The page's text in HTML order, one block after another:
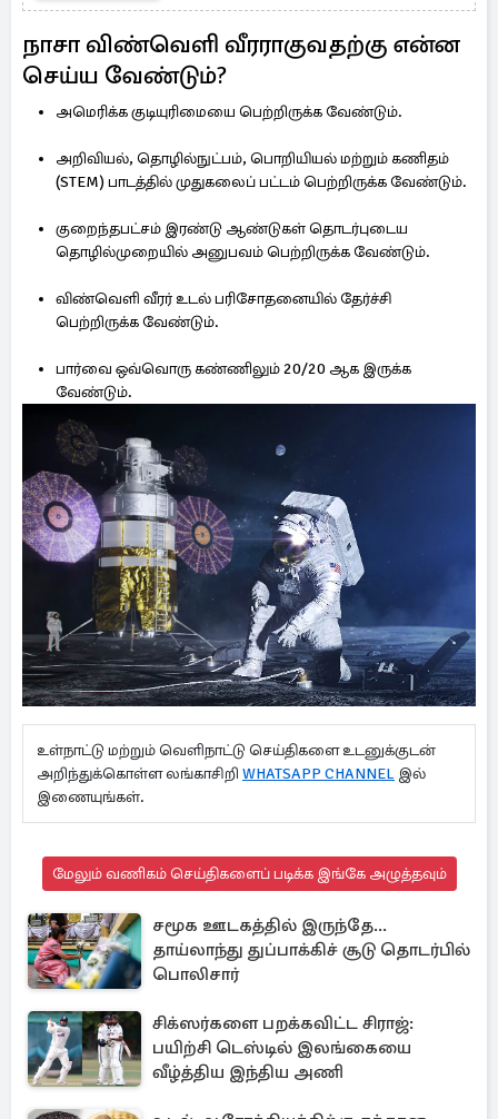
நாசா விண்வெளி வீரராகுவதற்கு என்ன
செய்ய வேண்டும்?
அமெரிக்க குடியுரிமையை பெற்றிருக்க வேண்டும்.
அறிவியல், தொழில்நுட்பம், பொறியியல் மற்றும் கணிதம்
(STEM) பாடத்தில் முதுகலைப் பட்டம் பெற்றிருக்க வேண்டும்.
குறைந்தபட்சம் இரண்டு ஆண்டுகள் தொடர்புடைய
தொழில்முறையில் அனுபவம் பெற்றிருக்க வேண்டும்.
விண்வெளி வீரர் உடல் பரிசோதனையில் தேர்ச்சி
பெற்றிருக்க வேண்டும்.
பார்வை ஒவ்வொரு கண்ணிலும் 20/20 ஆக இருக்க
வேண்டும்.
உள்நாட்டு மற்றும் வெளிநாட்டு செய்திகளை உடனுக்குடன்
அறிந்துக்கொள்ள லங்காசிறி WHATSAPP CHANNEL இல்
இணையுங்கள்.
மேலும் வணிகம் செய்திகளைப் படிக்க இங்கே அழுத்தவும்
சமூக ஊடகத்தில் இருந்தே...
தாய்லாந்து துப்பாக்கிச் சூடு தொடர்பில்
பொலிசார்
சிக்ஸர்களை பறக்கவிட்ட சிராஜ்:
பயிற்சி டெஸ்டில் இலங்கையை
வீழ்த்திய இந்திய அணி